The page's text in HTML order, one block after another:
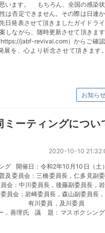
います。 もちろん、全国の感染
は否定できません。その際は日連
発表させて頂きましたガイドラ
しながら、随時更新させて頂きま
jabf-revival.com）からご確
を、心より祈念させて頂きま
お知ら
ーティングについ
2020-10-10
グ 開催日：令和2年10月10日（
委員会：三橋委員長，仁多見副
中川委員長，後藤副委員長，
：岩崎委員長，森山副委員長
有川委員，及川委
，善理氏 議 題：マスボクシン